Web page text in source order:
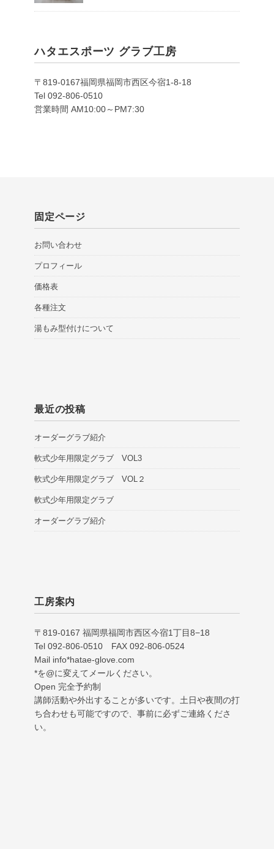
ハタエスポーツ グラブ工房
〒819-0167福岡県福岡市西区今宿1-8-18
Tel 092-806-0510
営業時間 AM10:00～PM7:30
固定ページ
お問い合わせ
プロフィール
価格表
各種注文
湯もみ型付けについて
最近の投稿
オーダーグラブ紹介
軟式少年用限定グラブ VOL3
軟式少年用限定グラブ VOL２
軟式少年用限定グラブ
オーダーグラブ紹介
工房案内
〒819-0167 福岡県福岡市西区今宿1丁目8−18
Tel 092-806-0510 FAX 092-806-0524
Mail info*hatae-glove.com
*を@に変えてメールください。
Open 完全予約制
講師活動や外出することが多いです。土日や夜間の打
ち合わせも可能ですので、事前に必ずご連絡くださ
い。